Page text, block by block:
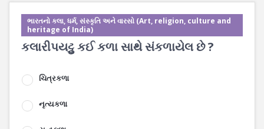
ભારતનો કલા, ધર્મ, સંસ્કૃતિ અને વારસો (Art, religion, culture and
heritage of India)
કલારીપયટ્ટુ કઈ કળા સાથે સંકળાયેલ છે ?
ચિત્રકળા
નૃત્યકળા